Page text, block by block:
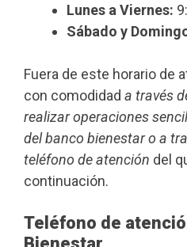
Lunes a Viernes:
Sábado y
Fuera de este horario de
con comodidad a través
realizar operaciones
del banco bienestar o a
teléfono de atención del
continuación.
Teléfono de